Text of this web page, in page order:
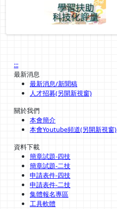
:::
最新消息
最新消息/新聞稿
人才招募(另開新視窗)
關於我們
本會簡介
本會Youtube頻道(另開新視窗)
資料下載
簡章試題-四技
簡章試題-二技
申請表件-四技
申請表件-二技
集體報名專區
工具軟體